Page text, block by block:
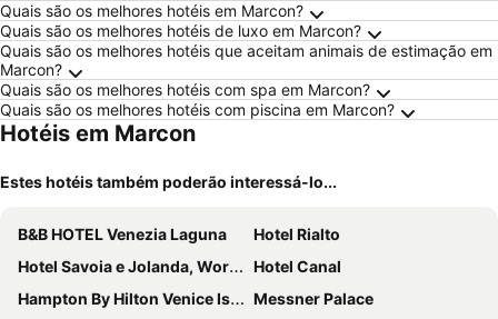
Quais são os melhores hotéis em Marcon?
Quais são os melhores hotéis de luxo em Marcon?
Quais são os melhores hotéis que aceitam animais de estimação em
Marcon?
Quais são os melhores hotéis com spa em Marcon?
Quais são os melhores hotéis com piscina em Marcon?
Hotéis em Marcon
Estes hotéis também poderão interessá-lo...
B&B HOTEL Venezia Laguna
Hotel Rialto
Hotel Savoia e Jolanda, WorldHotels Elite
Hotel Canal
Hampton By Hilton Venice Isola Nuova
Messner Palace